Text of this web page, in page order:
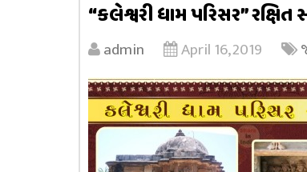
“કલેશ્વરી ધામ પરિસર”
admin April 16, 2019